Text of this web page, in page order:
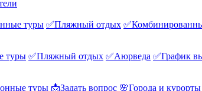
туры ✅Пляжный отдых
туры ✅Пляжный отдых ✅Аюрведа ✅График
туры 📩Задать вопрос 🌸Города и